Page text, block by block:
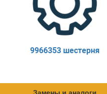
9966353 шестерня
Замены и аналоги